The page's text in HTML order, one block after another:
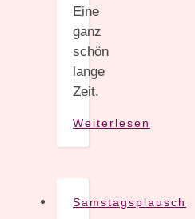
Eine
ganz
schön
lange
Zeit.
Weiterlesen
Samstagsplausch